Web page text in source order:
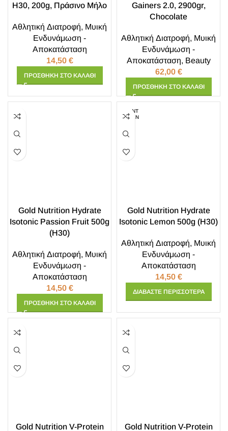
H30, 200g, Πράσινο Μήλο
Αθλητική Διατροφή, Μυική
Ενδυνάμωση -
Αποκατάσταση
14,50 €
ΠΡΟΣΘΉΚΗ ΣΤΟ ΚΑΛΆΘΙ
Gainers 2.0, 2900gr,
Chocolate
Αθλητική Διατροφή, Μυική
Ενδυνάμωση -
Αποκατάσταση, Beauty
62,00 €
ΠΡΟΣΘΉΚΗ ΣΤΟ ΚΑΛΆΘΙ
Gold Nutrition Hydrate
Isotonic Passion Fruit 500g
(H30)
Αθλητική Διατροφή, Μυική
Ενδυνάμωση -
Αποκατάσταση
14,50 €
ΠΡΟΣΘΉΚΗ ΣΤΟ ΚΑΛΆΘΙ
ΕΞΑΝΤ
ΛΗΜΈΝ
Gold Nutrition Hydrate
Isotonic Lemon 500g (H30)
Αθλητική Διατροφή, Μυική
Ενδυνάμωση -
Αποκατάσταση
14,50 €
ΔΙΑΒΆΣΤΕ ΠΕΡΙΣΣΌΤΕΡΑ
Gold Nutrition V-Protein Gold Nutrition V-Protein